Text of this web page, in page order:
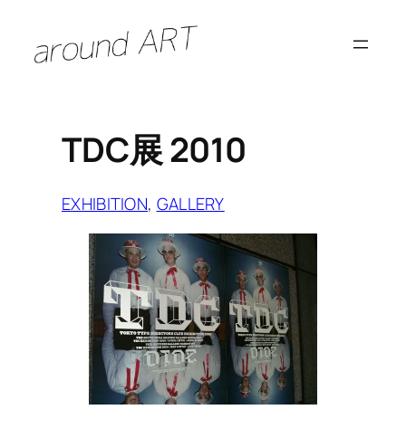
TDC展 2010
EXHIBITION, GALLERY